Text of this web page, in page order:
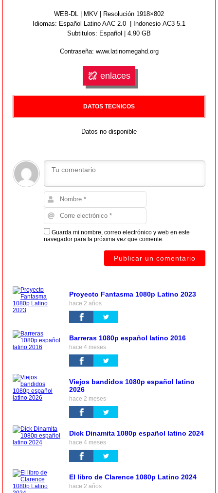
WEB-DL | MKV | Resolución 1918×802
Idiomas: Español Latino AAC 2.0 | Indonesio AC3 5.1
Subtitulos: Español | 4.90 GB
Contraseña: www.latinomegahd.org
enlaces
DATOS TECNICOS
Datos no disponible
Guarda mi nombre, correo electrónico y web en este
navegador para la próxima vez que comente.
Proyecto Fantasma 1080p Latino 2023
hace 2 años
Barreras 1080p español latino 2016
hace 4 meses
Viejos bandidos 1080p español latino
2026
hace 2 meses
Dick Dinamita 1080p español latino 2024
hace 4 meses
El libro de Clarence 1080p Latino 2024
hace 2 años